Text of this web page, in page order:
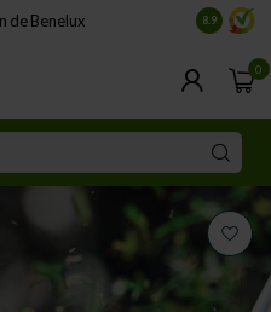
de Benelux 8.9
0